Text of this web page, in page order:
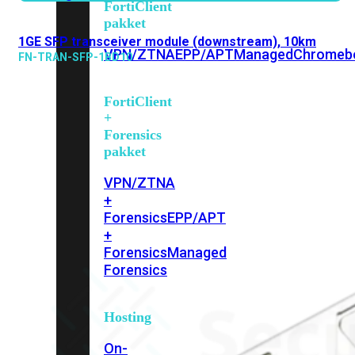
FortiClient
pakket
VPN/ZTNAEPP/APTManaged
FortiClient
+
Forensics
pakket
VPN/ZTNA
+
ForensicsEPP/APT
+
ForensicsManaged
Forensics
Hosting
On-
1GE SFP transceiver module (downstream), 10km
FN-TRAN-SFP-1BD10